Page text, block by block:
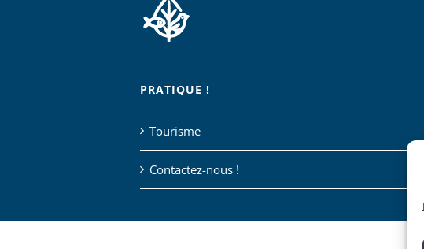
PRATIQUE !
Tourisme
Contactez-nous !